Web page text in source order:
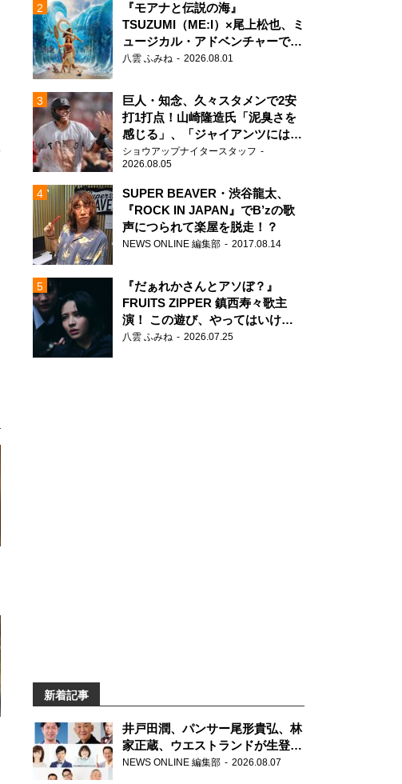
『モアナと伝説の海』
TSUZUMI（ME:I）×尾上松也、ミ
ュージカル・アドベンチャーで美
声を響かせる
八雲 ふみね 2026.08.01
巨人・知念、久々スタメンで2安
打1打点！山崎隆造氏「泥臭さを
感じる」、「ジャイアンツには少
ないタイプ」
ショウアップナイタースタッフ
2026.08.05
SUPER BEAVER・渋谷龍太、
『ROCK IN JAPAN』でB’zの歌
声につられて楽屋を脱走！？
NEWS ONLINE 編集部 2017.08.14
『だぁれかさんとアソぼ？』
FRUITS ZIPPER 鎮西寿々歌主
演！ この遊び、やってはいけま
せん。
八雲 ふみね 2026.07.25
新着記事
井戸田潤、パンサー尾形貴弘、林
家正蔵、ウエストランドが生登
場！『ラジオビバリー昼ズ』
NEWS ONLINE 編集部 2026.08.07